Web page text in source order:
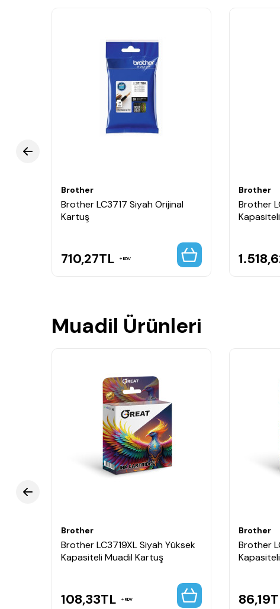
Brother
Brother LC3717 Siyah Orijinal
Kartuş
710,27TL KDV
Brother
Brother
Muadil Ürünleri
Brother
Brother LC3719XL Siyah Yüksek
Kapasiteli Muadil Kartuş
108,33TL KDV
Brother
Brother
86,19